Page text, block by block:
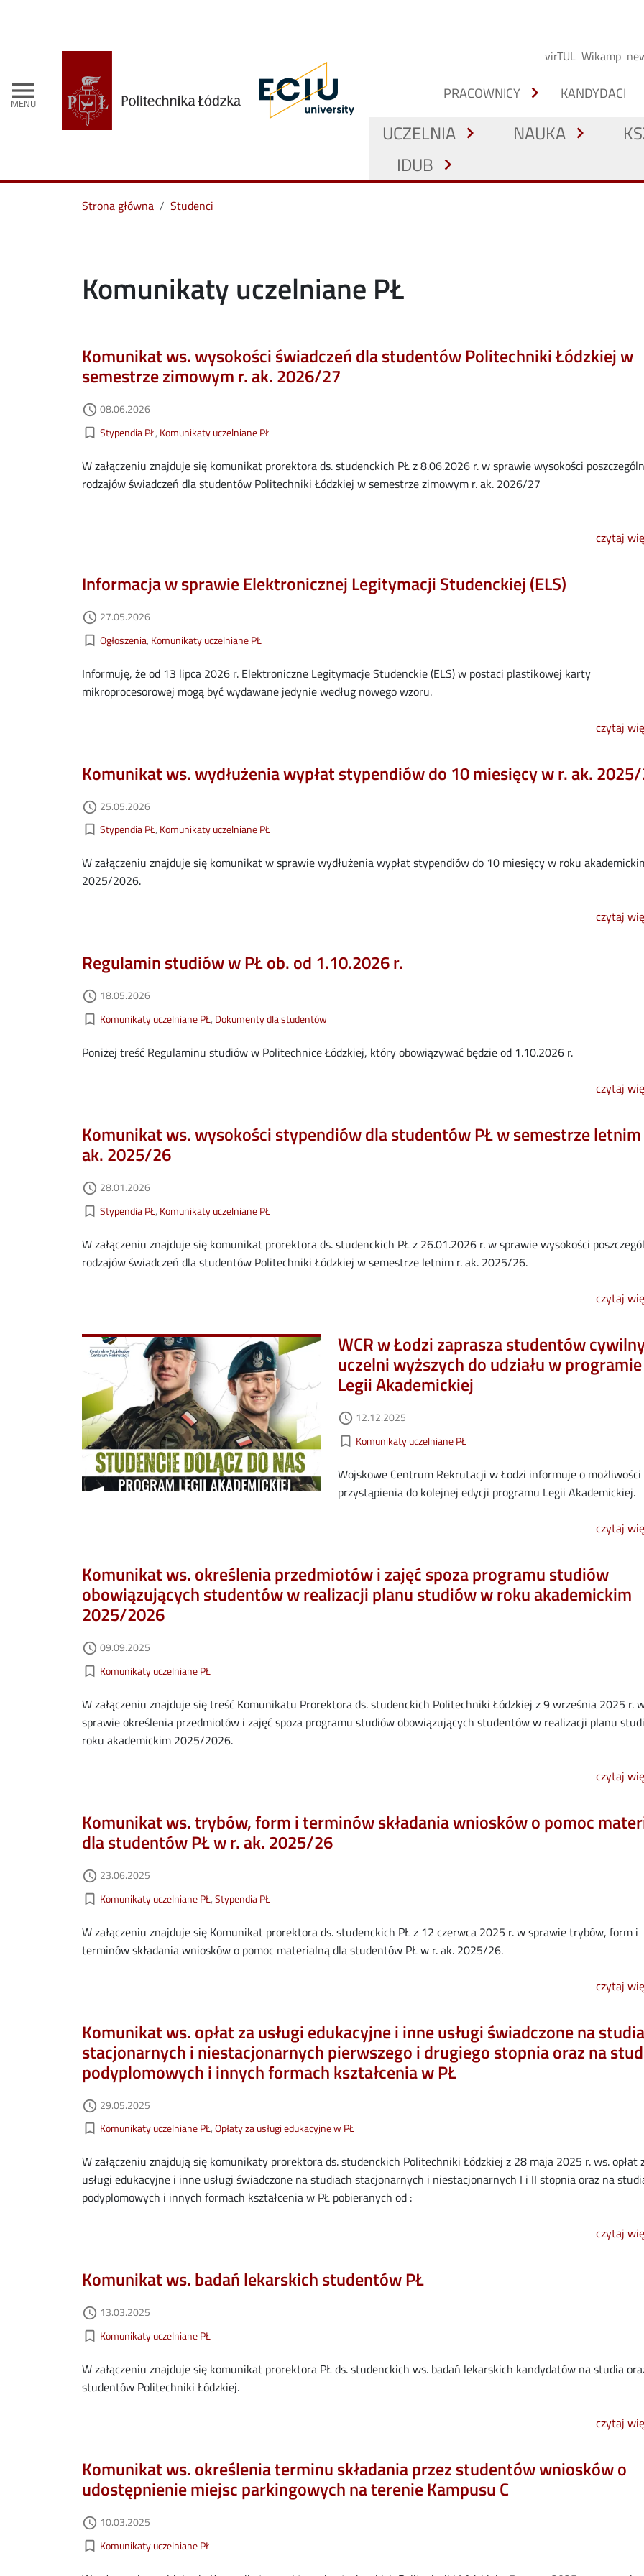
menu
MENU
virTUL Wikamp
PRACOWNICY chevron_right KANDYDACI
UCZELNIA chevron_right NAUKA chevron_right
IDUB chevron_right
Strona główna Studenci
Komunikaty uczelniane PŁ
Komunikat ws. wysokości świadczeń dla studentów Politechniki Łódzkiej w
semestrze zimowym r. ak. 2026/27
access_time Data dodania
08.06.2026
bookmark_border Kategorie aktualności
Stypendia PŁ Komunikaty uczelniane PŁ
W załączeniu znajduje się komunikat prorektora ds. studenckich PŁ z 8.06.2026 r. w sprawie wysokości
rodzajów świadczeń dla studentów Politechniki Łódzkiej w semestrze zimowym r. ak. 2026/27
czytaj
Informacja w sprawie Elektronicznej Legitymacji Studenckiej (ELS)
access_time Data dodania
27.05.2026
bookmark_border Kategorie aktualności
Ogłoszenia Komunikaty uczelniane PŁ
Informuję, że od 13 lipca 2026 r. Elektroniczne Legitymacje Studenckie (ELS) w postaci plastikowej karty
mikroprocesorowej mogą być wydawane jedynie według nowego wzoru.
czytaj
Komunikat ws. wydłużenia wypłat stypendiów do 10 miesięcy w r. ak.
access_time Data dodania
25.05.2026
bookmark_border Kategorie aktualności
Stypendia PŁ Komunikaty uczelniane PŁ
W załączeniu znajduje się komunikat w sprawie wydłużenia wypłat stypendiów do 10 miesięcy w roku
2025/2026.
czytaj
Regulamin studiów w PŁ ob. od 1.10.2026 r.
access_time Data dodania
18.05.2026
bookmark_border Kategorie aktualności
Komunikaty uczelniane PŁ Dokumenty dla studentów
Poniżej treść Regulaminu studiów w Politechnice Łódzkiej, który obowiązywać będzie od 1.10.2026 r.
czytaj
Komunikat ws. wysokości stypendiów dla studentów PŁ w semestrze
ak. 2025/26
access_time Data dodania
28.01.2026
bookmark_border Kategorie aktualności
Stypendia PŁ Komunikaty uczelniane PŁ
W załączeniu znajduje się komunikat prorektora ds. studenckich PŁ z 26.01.2026 r. w sprawie wysokości
rodzajów świadczeń dla studentów Politechniki Łódzkiej w semestrze letnim r. ak. 2025/26.
czytaj
Image WCR w Łodzi zaprasza studentów
uczelni wyższych do udziału w programie
Legii Akademickiej
access_time Data dodania
12.12.2025
bookmark_border Kategorie aktualności
Komunikaty uczelniane PŁ
Wojskowe Centrum Rekrutacji w Łodzi informuje o możliwości
przystąpienia do kolejnej edycji programu Legii Akademickiej.
czytaj
Komunikat ws. określenia przedmiotów i zajęć spoza programu studiów
obowiązujących studentów w realizacji planu studiów w roku akademickim
2025/2026
access_time Data dodania
09.09.2025
bookmark_border Kategorie aktualności
Komunikaty uczelniane PŁ
W załączeniu znajduje się treść Komunikatu Prorektora ds. studenckich Politechniki Łódzkiej z 9 września 2025 r.
sprawie określenia przedmiotów i zajęć spoza programu studiów obowiązujących studentów w realizacji planu
roku akademickim 2025/2026.
czytaj
Komunikat ws. trybów, form i terminów składania wniosków o pomoc
dla studentów PŁ w r. ak. 2025/26
access_time Data dodania
23.06.2025
bookmark_border Kategorie aktualności
Komunikaty uczelniane PŁ Stypendia PŁ
W załączeniu znajduje się Komunikat prorektora ds. studenckich PŁ z 12 czerwca 2025 r. w sprawie trybów, form i
terminów składania wniosków o pomoc materialną dla studentów PŁ w r. ak. 2025/26.
czytaj
Komunikat ws. opłat za usługi edukacyjne i inne usługi świadczone na
stacjonarnych i niestacjonarnych pierwszego i drugiego stopnia oraz na
podyplomowych i innych formach kształcenia w PŁ
access_time Data dodania
29.05.2025
bookmark_border Kategorie aktualności
Komunikaty uczelniane PŁ Opłaty za usługi edukacyjne w PŁ
W załączeniu znajdują się komunikaty prorektora ds. studenckich Politechniki Łódzkiej z 28 maja 2025 r. ws. opłat
usługi edukacyjne i inne usługi świadczone na studiach stacjonarnych i niestacjonarnych I i II stopnia oraz na
podyplomowych i innych formach kształcenia w PŁ pobieranych od :
czytaj
Komunikat ws. badań lekarskich studentów PŁ
access_time Data dodania
13.03.2025
bookmark_border Kategorie aktualności
Komunikaty uczelniane PŁ
W załączeniu znajduje się komunikat prorektora PŁ ds. studenckich ws. badań lekarskich kandydatów na studia
studentów Politechniki Łódzkiej.
czytaj
Komunikat ws. określenia terminu składania przez studentów wniosków o
udostępnienie miejsc parkingowych na terenie Kampusu C
access_time Data dodania
10.03.2025
bookmark_border Kategorie aktualności
Komunikaty uczelniane PŁ